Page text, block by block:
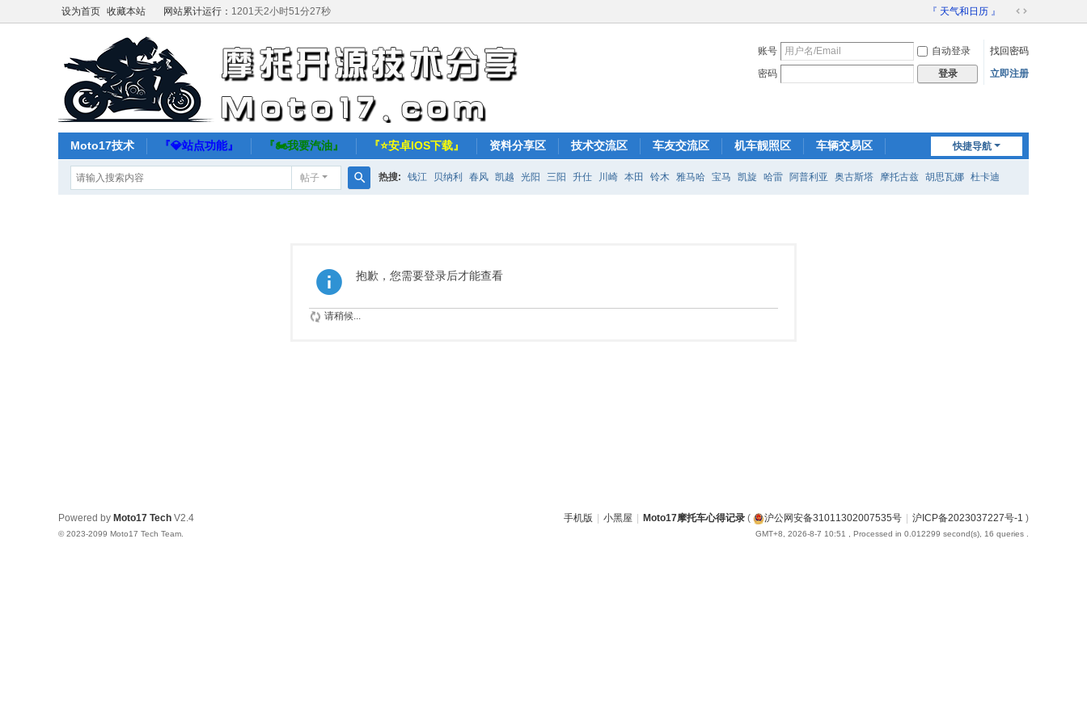
设为首页 收藏本站 网站累计运行： 1201天2小时51分28秒 『 天气和日历 』
切
到
宽
账号 自动登录
找回密码
密码
登录 立即注册
快捷导航
Moto17技术 『💎站点功能』 『🏍️我要汽油』 『⭐安卓IOS下载』 资料分享区 技术交流区 车友交流区 机车靓照区
车辆交易区
帖子 热搜: 钱江 贝纳利 春风 凯越 光阳 三阳 升仕 川崎 本田 铃木 雅马哈 宝马 凯旋 哈雷 阿普利亚 奥古斯塔 摩托古兹 胡思瓦娜 杜卡迪
抱歉，您需要登录后才能查看
请稍候...
手机版 小黑屋 Moto17摩托车心得记录 ( 沪公网安备31011302007535号 沪ICP备2023037227号-1 )
GMT+8, 2026-8-7 10:51 , Processed in 0.012299 second(s), 16 queries .
Powered by Moto17 Tech V2.4
© 2023-2099 Moto17 Tech Team.